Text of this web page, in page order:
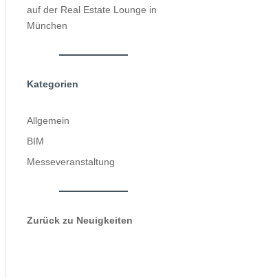
auf der Real Estate Lounge in
München
Kategorien
Allgemein
BIM
Messeveranstaltung
Zurück zu Neuigkeiten